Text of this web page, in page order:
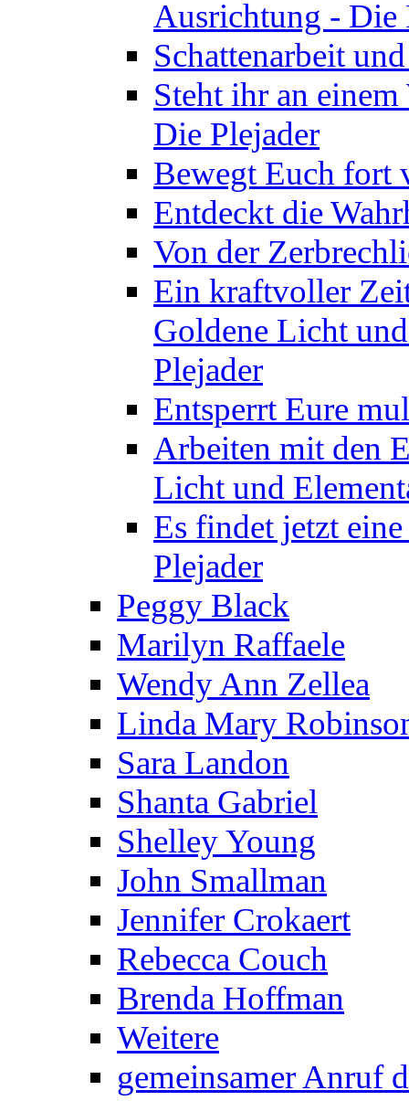
Ausrichtung - Die
Schattenarbeit
Steht ihr an
Die Plejader
Bewegt Euch fort
Entdeckt die
Von der
Ein kraftvoller
Goldene Licht
Plejader
Entsperrt Eure
Arbeiten mit den
Licht und
Es findet jetzt
Plejader
Peggy Black
Marilyn Raffaele
Wendy Ann Zellea
Linda Mary
Sara Landon
Shanta Gabriel
Shelley Young
John Smallman
Jennifer Crokaert
Rebecca Couch
Brenda Hoffman
Weitere
gemeinsamer Anruf